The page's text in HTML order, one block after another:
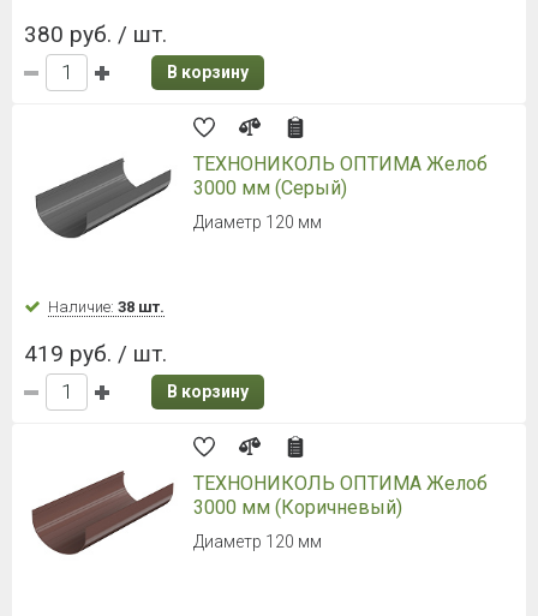
380 руб. / шт.
В корзину
ТЕХНОНИКОЛЬ ОПТИМА Желоб
3000 мм (Серый)
Диаметр 120 мм
Наличие: 38 шт.
419 руб. / шт.
В корзину
ТЕХНОНИКОЛЬ ОПТИМА Желоб
3000 мм (Коричневый)
Диаметр 120 мм